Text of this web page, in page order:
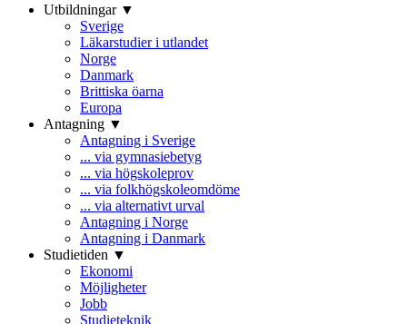
Utbildningar ▼
Sverige
Läkarstudier i utlandet
Norge
Danmark
Brittiska öarna
Europa
Antagning ▼
Antagning i Sverige
... via gymnasiebetyg
... via högskoleprov
... via folkhögskoleomdöme
... via alternativt urval
Antagning i Norge
Antagning i Danmark
Studietiden ▼
Ekonomi
Möjligheter
Jobb
Studieteknik